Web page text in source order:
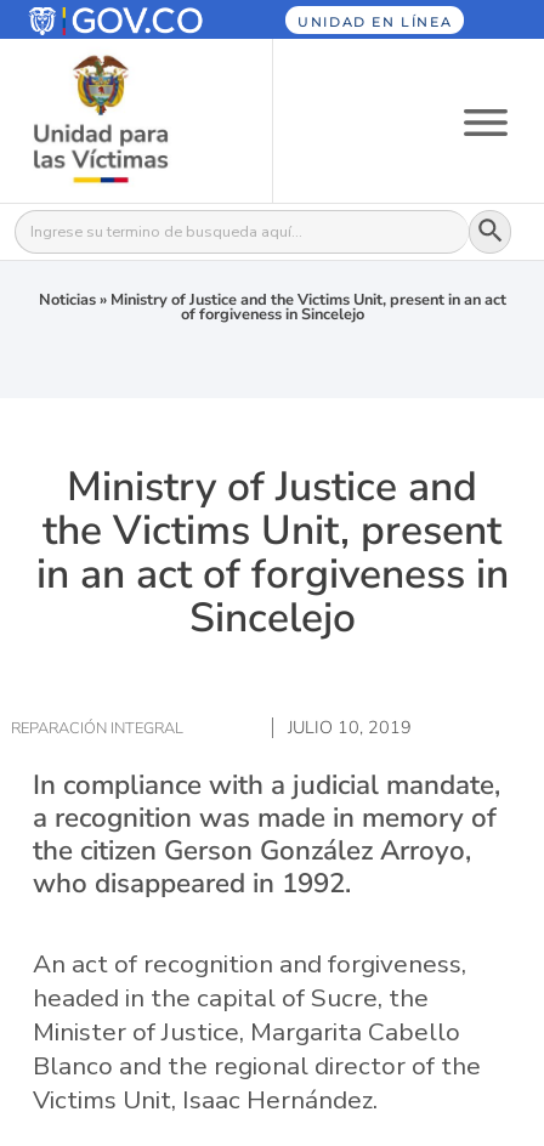
UNIDAD EN LÍNEA
Buscar: Botón
Noticias» Ministry of Justice and the Victims Unit, present in an act
of forgiveness in Sincelejo
Ministry of Justice and
the Victims Unit, present
in an act of forgiveness in
Sincelejo
REPARACIÓN INTEGRAL JULIO 10, 2019
In compliance with a judicial mandate,
a recognition was made in memory of
the citizen Gerson González Arroyo,
who disappeared in 1992.
An act of recognition and forgiveness,
headed in the capital of Sucre, the
Minister of Justice, Margarita Cabello
Blanco and the regional director of the
Victims Unit, Isaac Hernández.